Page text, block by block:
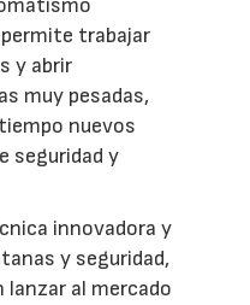
permite trabajar
y abrir
muy pesadas,
nuevos
seguridad y
innovadora y
y seguridad,
lanzar al mercado